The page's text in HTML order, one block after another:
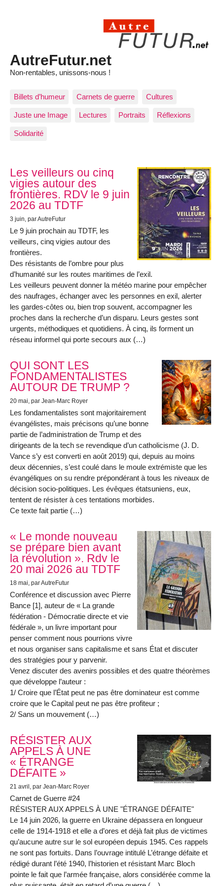
AutreFutur.net
Non-rentables, unissons-nous !
Billets d’humeur Carnets de guerre Cultures
Juste une Image Lectures Portraits Réflexions
Solidarité
Articles les plus récents
Les veilleurs ou cinq
vigies autour des
frontières. RDV le 9 juin
2026 au TDTF
3 juin, par AutreFutur
Le 9 juin prochain au TDTF, les
veilleurs, cinq vigies autour des
frontières.
Des résistants de l’ombre pour plus
d’humanité sur les routes maritimes de l’exil.
Les veilleurs peuvent donner la météo marine pour empêcher
des naufrages, échanger avec les personnes en exil, alerter
les gardes-côtes ou, bien trop souvent, accompagner les
proches dans la recherche d’un disparu. Leurs gestes sont
urgents, méthodiques et quotidiens. À cinq, ils forment un
réseau informel qui porte secours aux (…)
QUI SONT LES
FONDAMENTALISTES
AUTOUR DE TRUMP ?
20 mai, par Jean-Marc Royer
Les fondamentalistes sont majoritairement
évangélistes, mais précisons qu’une bonne
partie de l’administration de Trump et des
dirigeants de la tech se revendique d’un catholicisme (J. D.
Vance s’y est converti en août 2019) qui, depuis au moins
deux décennies, s’est coulé dans le moule extrémiste que les
évangéliques on su rendre prépondérant à tous les niveaux de
décision socio-politiques. Les évêques étatsuniens, eux,
tentent de résister à ces tentations morbides.
Ce texte fait partie (…)
« Le monde nouveau
se prépare bien avant
la révolution ». Rdv le
20 mai 2026 au TDTF
18 mai, par AutreFutur
Conférence et discussion avec Pierre
Bance [1], auteur de « La grande
fédération - Démocratie directe et vie
fédérale », un livre important pour
penser comment nous pourrions vivre
et nous organiser sans capitalisme et sans État et discuter
des stratégies pour y parvenir.
Venez discuter des avenirs possibles et des quatre théorèmes
que développe l’auteur :
1/ Croire que l’État peut ne pas être dominateur est comme
croire que le Capital peut ne pas être profiteur ;
2/ Sans un mouvement (…)
RÉSISTER AUX
APPELS À UNE
« ÉTRANGE
DÉFAITE »
21 avril , par Jean-Marc Royer
Carnet de Guerre #24
RÉSISTER AUX APPELS À UNE "ÉTRANGE DÉFAITE"
Le 14 juin 2026, la guerre en Ukraine dépassera en longueur
celle de 1914-1918 et elle a d’ores et déjà fait plus de victimes
qu’aucune autre sur le sol européen depuis 1945. Ces rappels
ne sont pas fortuits. Dans l’ouvrage intitulé L’étrange défaite et
rédigé durant l’été 1940, l’historien et résistant Marc Bloch
pointe le fait que l’armée française, alors considérée comme la